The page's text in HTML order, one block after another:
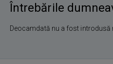
Întrebările
Deocamdată nu a fost introdusă